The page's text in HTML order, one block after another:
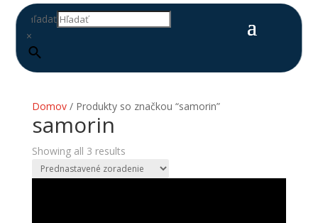
Hľadať
×
Domov/ Produkty so značkou “samorin”
samorin
Showing all 3 results